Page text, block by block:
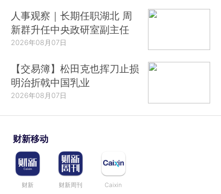
人事观察｜长期任职湖北 周
新群升任中央政研室副主任
2026年08月07日
【交易簿】松田克也挥刀止损
明治折戟中国乳业
2026年08月07日
财新移动
财新 财新周刊 Caixin